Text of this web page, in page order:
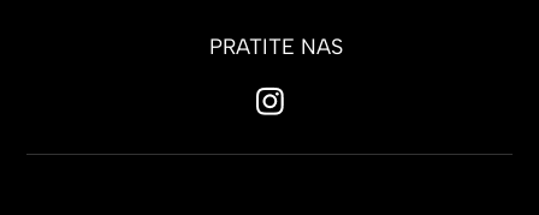
PRATITE NAS